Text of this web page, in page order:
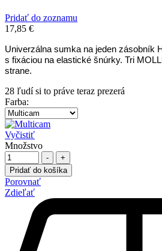
Pridať do zoznamu
17,85 €
Univerzálna sumka na jeden zásobník
s fixáciou na elastické šnúrky. Tri
strane.
28 ľudí si to práve teraz prezerá
Farba:
Vyčistiť
Množstvo
-
+
Pridať do košíka
Porovnať
Zdieľať